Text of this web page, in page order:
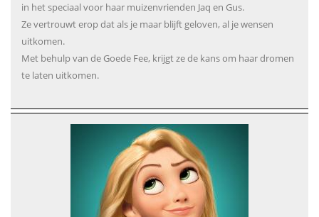
in het speciaal voor haar muizenvrienden Jaq en Gus.
Ze vertrouwt erop dat als je maar blijft geloven, al je wensen
uitkomen.
Met behulp van de Goede Fee, krijgt ze de kans om haar dromen
te laten uitkomen.